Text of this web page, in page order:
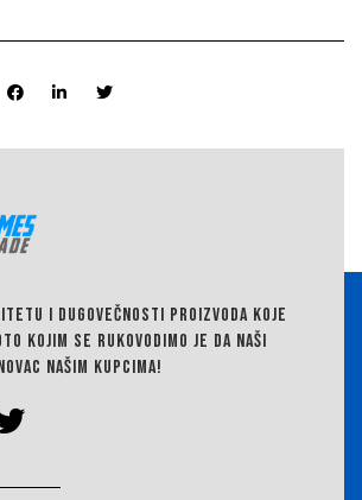
I DUGOVEČNOSTI PROIZVODA KOJE
KOJIM SE RUKOVODIMO JE DA NAŠI
NAŠIM KUPCIMA!